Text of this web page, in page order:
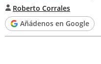
Roberto Corrales
Añádenos en Google